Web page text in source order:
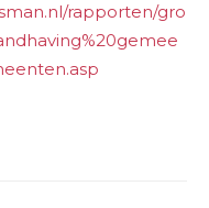
rapporten/gro